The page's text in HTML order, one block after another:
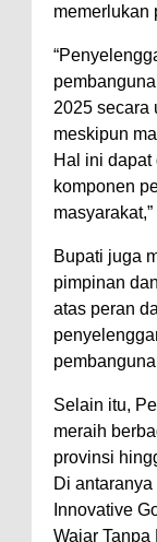
memerlukan
2025 secara
meskipun
Hal ini dapat
komponen
‎Bupati juga
pimpinan
atas peran
‎Selain itu,
meraih
provinsi
Di
Innovative
Wajar